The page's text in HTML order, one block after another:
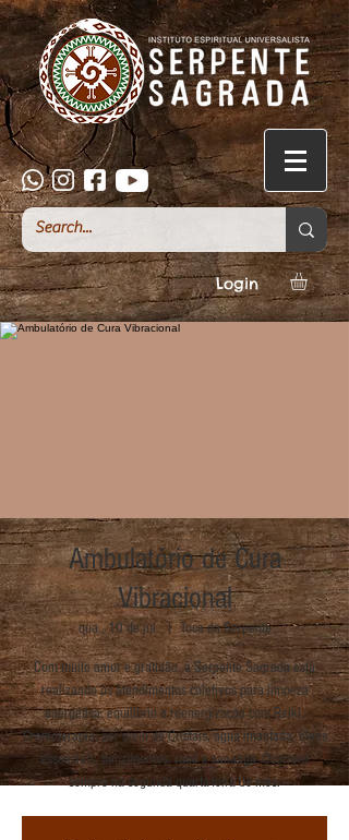
Login
Ambulatório de Cura
Vibracional
qua., 10 de jul.
  |
Toca da Serpente
Com muito amor e gratidão, a Serpente Sagrada está
realizando os atendimentos coletivos para limpeza
energética, equilíbrio e reenergização com Reiki,
Cromoterapia, por meio de Cristais, água imantada, óleos
essenciais, benzimentos, rapé e sananga. Ocorrerá
sempre na segunda quarta-feira do mês.